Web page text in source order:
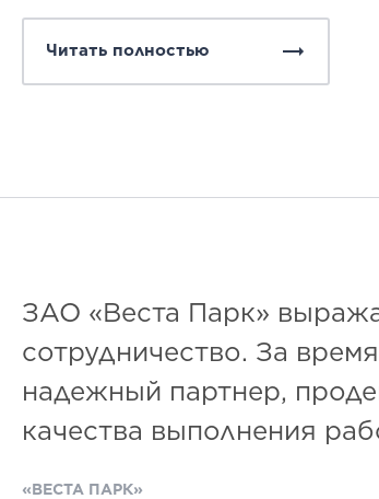
Читать полностью
ЗАО «Веста Парк»
сотрудничество. За
надежный партнер,
качества выполнения
«ВЕСТА ПАРК»